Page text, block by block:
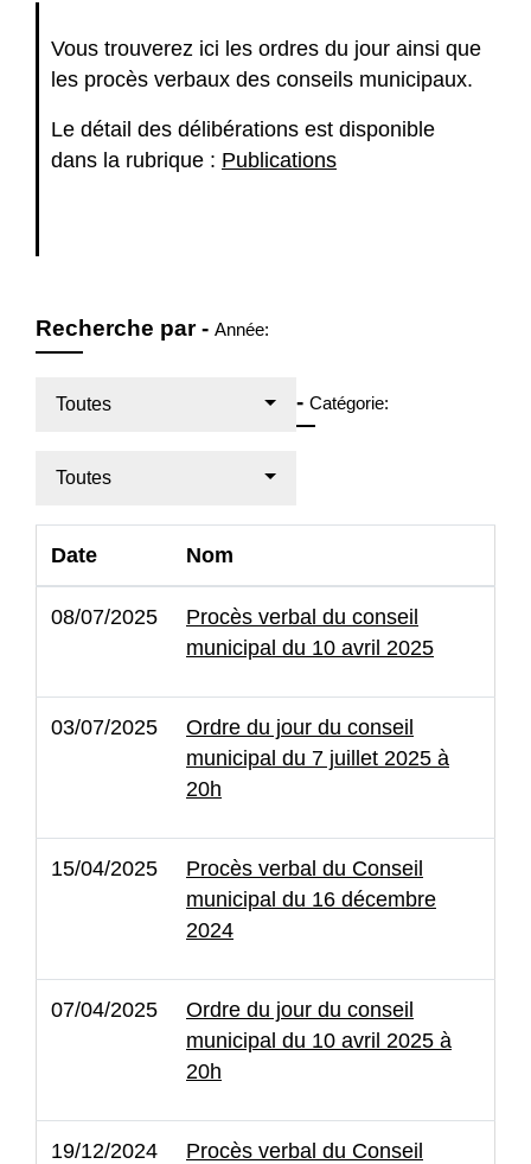
Vous trouverez ici les ordres du jour ainsi que
les procès verbaux des conseils municipaux.
Le détail des délibérations est disponible
dans la rubrique : Publications
Recherche par - Année:
Toutes - Catégorie:
Toutes
Date Nom
08/07/2025
Procès verbal du conseil
municipal du 10 avril 2025
03/07/2025
Ordre du jour du conseil
municipal du 7 juillet 2025 à
20h
15/04/2025
Procès verbal du Conseil
municipal du 16 décembre
2024
07/04/2025
Ordre du jour du conseil
municipal du 10 avril 2025 à
20h
19/12/2024
Procès verbal du Conseil